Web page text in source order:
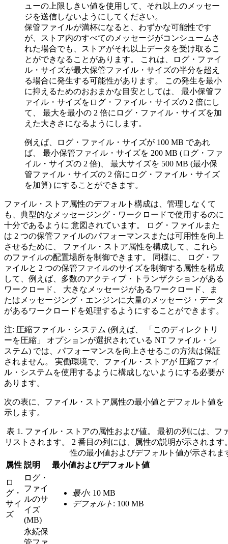
ューの上限しきい値を使用して、それ以上のメッセー
ジを送信しないようにしてください。
保管ファイルが満杯になると、わずかな可能性です
が、ストア内のすべてのメッセージがコンシュームさ
れた場合でも、ストアがそれ以上データを受け取るこ
とができなることがあります。 これは、ログ・ファイ
ル・サイズが最大保管ファイル・サイズの半分を超え
る場合に発生する可能性があります。 この発生を最小
に抑えるためのおおまかな目安としては、 最小保管フ
ァイル・サイズをログ・ファイル・サイズの 2 倍にし
て、 最大を最小の 2 倍にログ・ファイル・サイズを加
えた大きさになるようにします。
例えば、ログ・ファイル・サイズが 100 MB であれ
ば、 最小保管ファイル・サイズを 200 MB (ログ・ファ
イル・サイズの 2 倍)、 最大サイズを 500 MB (最小保
管ファイル・サイズの 2 倍にログ・ファイル・サイズ
を加算) にすることができます。
ファイル・ストア属性のデフォルト構成は、管理しなくて
も、典型的なメッセージング・ワークロードで使用するのに
十分であるように 意図されています。 ログ・ファイルまた
は 2 つの保管ファイルのパフォーマンスまたは可用性を向上
させるために、 ファイル・ストア属性を構成して、これら
のファイルの配置場所を制御できます。 同様に、 ログ・フ
ァイルと 2 つの保管ファイルのサイズを制御する属性を構成
して、例えば、多数のアクティブ・トランザクションがある
ワークロード、 大きなメッセージがあるワークロード、ま
たはメッセージング・エンジンに大量のメッセージ・データ
があるワークロードを処理するようにすることができます。
注: 圧縮ファイル・システム (例えば、
「このディレクトリ
ーを圧縮」
オプションが選択されている NT ファイル・シ
ステム) では、パフォーマンスを向上させるこの方法は保証
されません。 実働環境で、ファイル・ストアが 圧縮ファイ
ル・システムを使用するように構成しないようにする必要が
あります。
次の表に、ファイル・ストア属性の最小値とデフォルト値を
示します。
表 1. ファイル・ストアの属性および値。 最初の列には、フ
リストされます。 2 番目の列には、属性の説明が示されます
性の最小値およびデフォルト値が示されま
属性 説明
最小値およびデフォルト値
ロ
グ・
サイ
ズ
ログ・
ファイ
ルのサ
イズ
(MB)
最小: 10 MB
デフォルト : 100 MB
永続保
管ファ